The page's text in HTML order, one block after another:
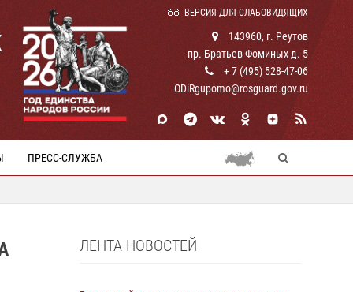
ВЕРСИЯ ДЛЯ СЛАБОВИДЯЩИХ
143960, г. Реутов
пр. Братьев Фоминых д. 5
+ 7 (495) 528-47-06
ODiRgupomo@rosguard.gov.ru
ПРЕСС-СЛУЖБА
ЛЕНТА НОВОСТЕЙ